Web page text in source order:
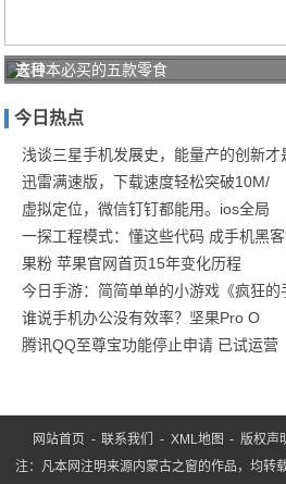
这种
二月
生，
比艾
叶还
去日本必买的五款零食
今日热点
浅谈三星手机发展史，能量产的创新才
迅雷满速版，下载速度轻松突破10M/
虚拟定位，微信钉钉都能用。ios全局
一探工程模式：懂这些代码 成手机黑客
果粉 苹果官网首页15年变化历程
今日手游：简简单单的小游戏《疯狂的
谁说手机办公没有效率？坚果Pro O
腾讯QQ至尊宝功能停止申请 已试运营
网站首页 -联系我们 - XML地图 -版权声
注：凡本网注明来源内蒙古之窗的作品，均转